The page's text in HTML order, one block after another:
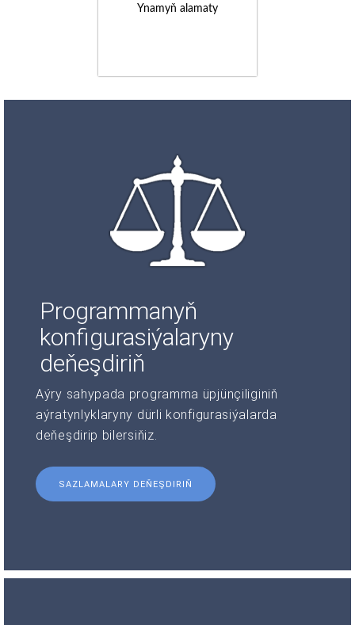
Ynamyň alamaty
Programmanyň
konfigurasiýalaryny
deňeşdiriň
Aýry sahypada programma üpjünçiliginiň
aýratynlyklaryny dürli konfigurasiýalarda
deňeşdirip bilersiňiz.
SAZLAMALARY DEŇEŞDIRIŇ